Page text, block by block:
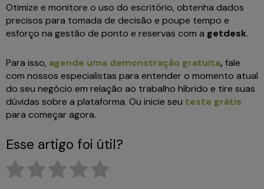
Otimize e monitore o uso do escritório, obtenha dados
precisos para tomada de decisão e poupe tempo e
esforço na gestão de ponto e reservas com a getdesk.
Para isso, agende uma demonstração gratuita, fale
com nossos especialistas para entender o momento atual
do seu negócio em relação ao trabalho híbrido e tire suas
dúvidas sobre a plataforma. Ou inicie seu teste grátis
para começar agora.
Esse artigo foi útil?